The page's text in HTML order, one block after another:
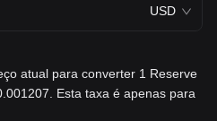
USD
atual para converter 1 Reserve
Esta taxa é apenas para